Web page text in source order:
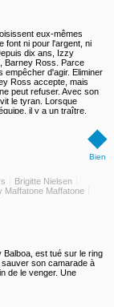
eux-mêmes
font ni pour l'argent, ni
dix ans, Izzy
Barney Ross. Parce
empêcher d'agir. Eliminer
Ross accepte, mais
peut refuser. Avec son
le tyran. Lorsque
il y a un traître.
les sommets de son art◆
Bien
Brigitte Nielsen
Maffatone Maffatone
est tué sur le ring
son camarade à
de le venger. Une